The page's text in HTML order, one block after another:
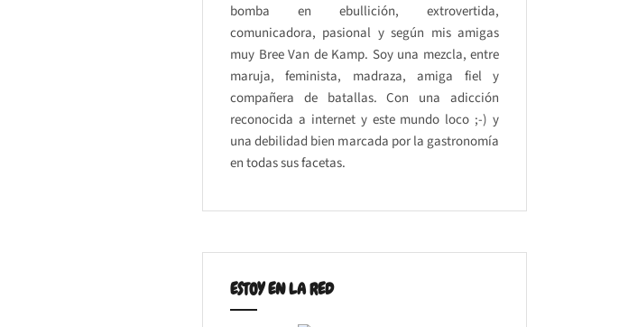
bomba en ebullición, extrovertida,
comunicadora, pasional y según mis amigas
muy Bree Van de Kamp. Soy una mezcla, entre
maruja, feminista, madraza, amiga fiel y
compañera de batallas. Con una adicción
reconocida a internet y este mundo loco ;-) y
una debilidad bien marcada por la gastronomía
en todas sus facetas.
ESTOY EN LA RED